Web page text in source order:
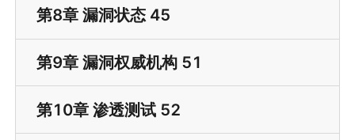
第8章 漏洞状态 45
第9章 漏洞权威机构 51
第10章 渗透测试 52